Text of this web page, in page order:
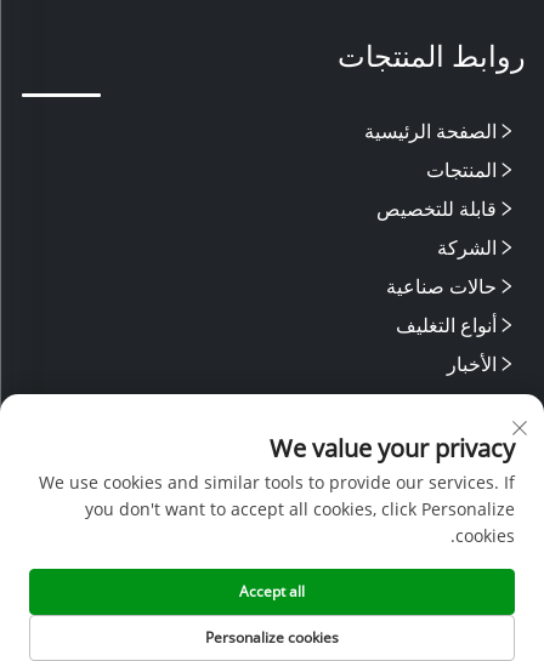
روابط المنتجات
الصفحة الرئيسية
المنتجات
قابلة للتخصيص
الشركة
حالات صناعية
أنواع التغليف
الأخبار
اتصل بنا
تابعونا
نمتلك فريق بحث وتطوير مهرة مع خطوط إنتاج حديثة، ونحظى بدعم من
موظفي مبيعات وخدمة ما بعد البيع ذوي الخبرة. وباستخدام خبرتنا التقنية
والأسعار التنافسية، نقدم دعماً شاملاً للمشاريع التصميمية المخصصة.
We value your privacy
We use cookies and similar tools to provide our services. If
you don't want to accept all cookies, click Personalize
cookies.
Personalize cookies
Accept all